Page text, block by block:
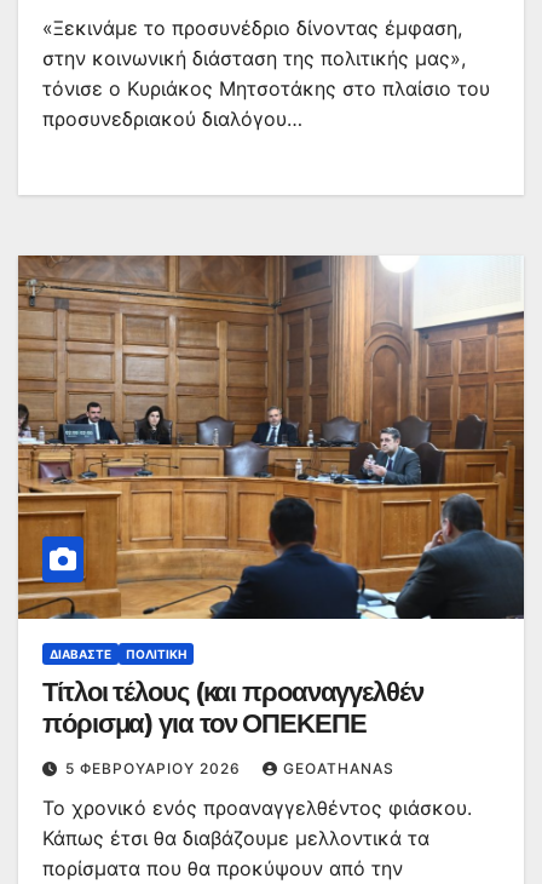
στα βαρέα και ανθυγιεινά
«Ξεκινάμε το προσυνέδριο δίνοντας έμφαση,
στην κοινωνική διάσταση της πολιτικής μας»,
τόνισε ο Κυριάκος Μητσοτάκης στο πλαίσιο του
προσυνεδριακού διαλόγου…
ΔΙΑΒΆΣΤΕ ΠΟΛΙΤΙΚΉ
Τίτλοι τέλους (και προαναγγελθέν
πόρισμα) για τον ΟΠΕΚΕΠΕ
5 ΦΕΒΡΟΥΑΡΊΟΥ 2026 GEOATHANAS
Το χρονικό ενός προαναγγελθέντος φιάσκου.
Κάπως έτσι θα διαβάζουμε μελλοντικά τα
πορίσματα που θα προκύψουν από την